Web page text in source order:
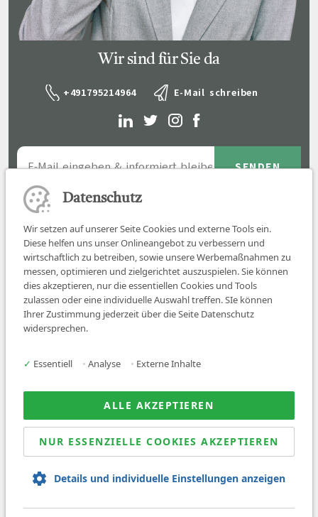
Wir sind für Sie da
+491795214964 E-Mail schreiben
Job finden
Über uns
News
© 2026 Sanovetis. All rights reserved.
Datenschutz
Wir setzen auf unserer Seite Cookies und externe Tools ein.
Diese helfen uns unser Onlineangebot zu verbessern und
wirtschaftlich zu betreiben, sowie unsere Werbemaßnahmen zu
messen, optimieren und zielgerichtet auszuspielen. Sie können
dies akzeptieren, nur die essentiellen Cookies und Tools
zulassen oder eine individuelle Auswahl treffen. SIe können
Ihrer Zustimmung jederzeit über die Seite Datenschutz
widersprechen.
✓ Essentiell • Analyse • Externe Inhalte
ALLE AKZEPTIEREN
NUR ESSENZIELLE COOKIES AKZEPTIEREN
Details und individuelle Einstellungen anzeigen